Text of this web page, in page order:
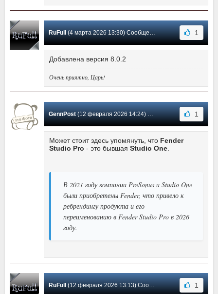
RuFull(4 марта 2026 13:30) Сообщение #4 1
Добавлена версия 8.0.2
Очень приятно, Царь!
GennPost(12 февраля 2026 14:24) Сообщение #3 1
Может стоит здесь упомянуть, что Fender
Studio Pro - это бывшая Studio One
В 2021 году компании PreSonus и Studio One
были приобретены Fender, что привело к
ребрендингу продукта и его
переименованию в Fender Studio Pro в 2026
году.
RuFull(12 февраля 2026 13:13) Сообщение #2 1